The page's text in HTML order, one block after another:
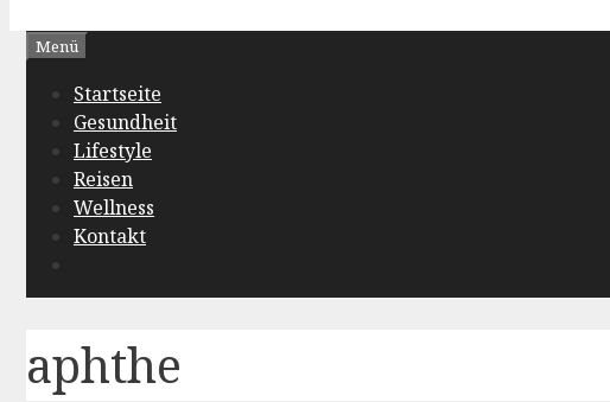
Menü
Startseite
Gesundheit
Lifestyle
Reisen
Wellness
Kontakt
aphthe